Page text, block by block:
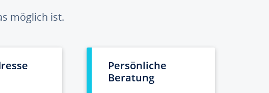
möglich ist.
Persönliche
Beratung